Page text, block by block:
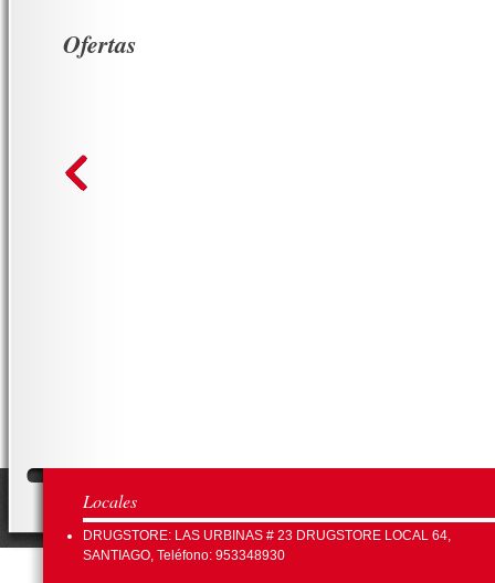
Ofertas
Locales
DRUGSTORE: LAS URBINAS # 23 DRUGSTORE LOCAL 64,
SANTIAGO, Teléfono: 953348930